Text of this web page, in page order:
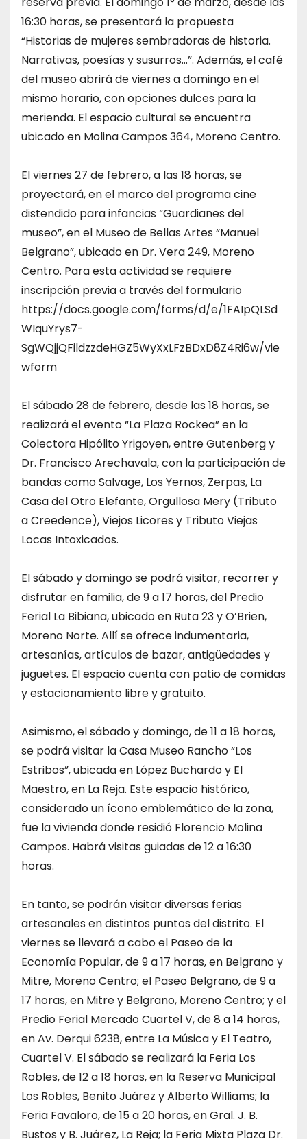
16:30 horas, se presentará la propuesta
“Historias de mujeres sembradoras de historia.
Narrativas, poesías y susurros…”. Además, el café
del museo abrirá de viernes a domingo en el
mismo horario, con opciones dulces para la
merienda. El espacio cultural se encuentra
ubicado en Molina Campos 364, Moreno Centro.
El viernes 27 de febrero, a las 18 horas, se
proyectará, en el marco del programa cine
distendido para infancias “Guardianes del
museo”, en el Museo de Bellas Artes “Manuel
Belgrano”, ubicado en Dr. Vera 249, Moreno
Centro. Para esta actividad se requiere
inscripción previa a través del formulario
https://docs.google.com/forms/d/e/1FAIpQLSd
WIquYrys7-
SgWQjjQFildzzdeHGZ5WyXxLFzBDxD8Z4Ri6w/vie
wform
El sábado 28 de febrero, desde las 18 horas, se
realizará el evento “La Plaza Rockea” en la
Colectora Hipólito Yrigoyen, entre Gutenberg y
Dr. Francisco Arechavala, con la participación de
bandas como Salvage, Los Yernos, Zerpas, La
Casa del Otro Elefante, Orgullosa Mery (Tributo
a Creedence), Viejos Licores y Tributo Viejas
Locas Intoxicados.
El sábado y domingo se podrá visitar, recorrer y
disfrutar en familia, de 9 a 17 horas, del Predio
Ferial La Bibiana, ubicado en Ruta 23 y O’Brien,
Moreno Norte. Allí se ofrece indumentaria,
artesanías, artículos de bazar, antigüedades y
juguetes. El espacio cuenta con patio de comidas
y estacionamiento libre y gratuito.
Asimismo, el sábado y domingo, de 11 a 18 horas,
se podrá visitar la Casa Museo Rancho “Los
Estribos”, ubicada en López Buchardo y El
Maestro, en La Reja. Este espacio histórico,
considerado un ícono emblemático de la zona,
fue la vivienda donde residió Florencio Molina
Campos. Habrá visitas guiadas de 12 a 16:30
horas.
En tanto, se podrán visitar diversas ferias
artesanales en distintos puntos del distrito. El
viernes se llevará a cabo el Paseo de la
Economía Popular, de 9 a 17 horas, en Belgrano y
Mitre, Moreno Centro; el Paseo Belgrano, de 9 a
17 horas, en Mitre y Belgrano, Moreno Centro; y el
Predio Ferial Mercado Cuartel V, de 8 a 14 horas,
en Av. Derqui 6238, entre La Música y El Teatro,
Cuartel V. El sábado se realizará la Feria Los
Robles, de 12 a 18 horas, en la Reserva Municipal
Los Robles, Benito Juárez y Alberto Williams; la
Feria Favaloro, de 15 a 20 horas, en Gral. J. B.
Bustos y B. Juárez, La Reja; la Feria Mixta Plaza Dr.